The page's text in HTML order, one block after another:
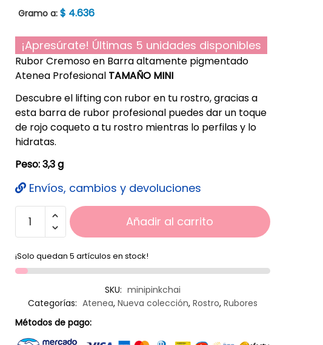
Gramo a: $ 4.636
¡Apresúrate! Últimas 5 unidades disponibles
Rubor Cremoso en Barra altamente pigmentado
Atenea Profesional TAMAÑO MINI
Descubre el lifting con rubor en tu rostro, gracias a
esta barra de rubor profesional puedes dar un toque
de rojo coqueto a tu rostro mientras lo perfilas y lo
hidratas.
Peso: 3,3 g
Envíos, cambios y devoluciones
Añadir al carrito
¡Solo quedan 5 artículos en stock!
SKU: minipinkchai
Categorías: Atenea, Nueva colección, Rostro, Rubores
Métodos de pago: